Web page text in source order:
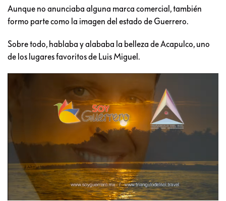
Aunque no anunciaba alguna marca comercial, también
formo parte como la imagen del estado de Guerrero.
Sobre todo, hablaba y alababa la belleza de Acapulco, uno
de los lugares favoritos de Luis Miguel.